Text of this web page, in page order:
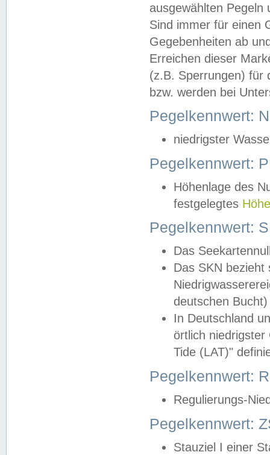
ausgewählten
Sind immer für einen
Gegebenheiten ab
Erreichen dieser
(z.B. Sperrungen) für
bzw. werden bei
Pegelkennwert:
niedrigster
Pegelkennwert:
Höhenlage des
festgelegtes
Pegelkennwert:
Das
Das SKN
deutschen
In Deutschland
örtlich
Tide (LAT)"
Pegelkennwert:
Regulierungs-
Pegelkennwert:
Stauziel I einer